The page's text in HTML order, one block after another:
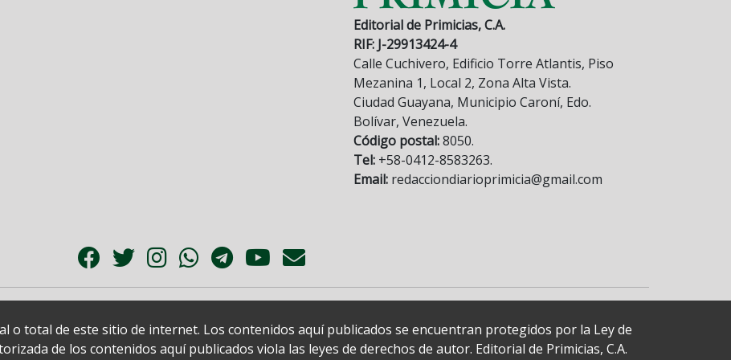
Editorial de Primicias, C.A.
RIF: J-29913424-4
Calle Cuchivero, Edificio Torre Atlantis, Piso
Mezanina 1, Local 2, Zona Alta Vista.
Ciudad Guayana, Municipio Caroní, Edo.
Bolívar, Venezuela.
Código postal:8050.
Tel: +58-0412-8583263.
Email: redacciondiarioprimicia@gmail.com
o total de este sitio de internet. Los contenidos aquí publicados se encuentran protegidos por la Ley de
de los contenidos aquí publicados viola las leyes de derechos de autor. Editorial de Primicias, C.A.